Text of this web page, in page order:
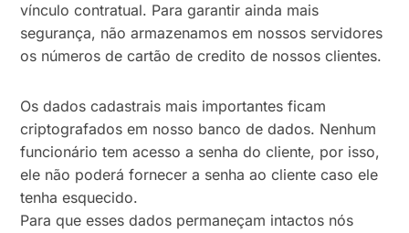
vínculo contratual. Para garantir ainda mais
segurança, não armazenamos em nossos servidores
os números de cartão de credito de nossos clientes.
Os dados cadastrais mais importantes ficam
criptografados em nosso banco de dados. Nenhum
funcionário tem acesso a senha do cliente, por isso,
ele não poderá fornecer a senha ao cliente caso ele
tenha esquecido.
Para que esses dados permaneçam intactos nós